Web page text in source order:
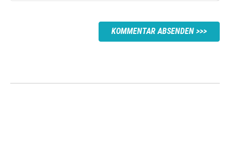
KOMMENTAR ABSENDEN